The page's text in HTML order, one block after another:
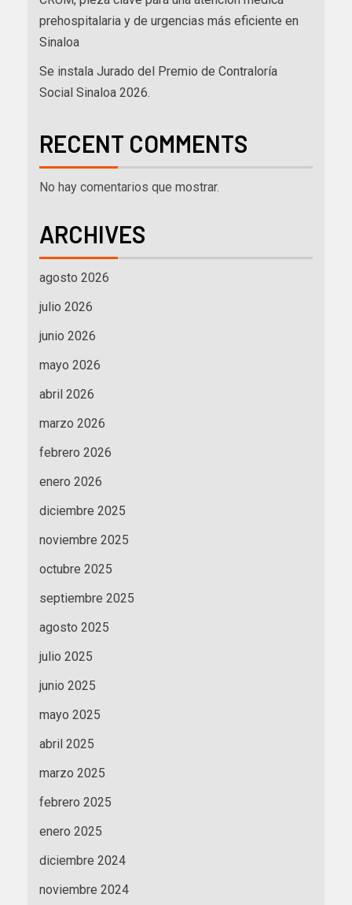
prehospitalaria y de urgencias más eficiente en
Sinaloa
Se instala Jurado del Premio de Contraloría
Social Sinaloa 2026.
RECENT COMMENTS
No hay comentarios que mostrar.
ARCHIVES
agosto 2026
julio 2026
junio 2026
mayo 2026
abril 2026
marzo 2026
febrero 2026
enero 2026
diciembre 2025
noviembre 2025
octubre 2025
septiembre 2025
agosto 2025
julio 2025
junio 2025
mayo 2025
abril 2025
marzo 2025
febrero 2025
enero 2025
diciembre 2024
noviembre 2024